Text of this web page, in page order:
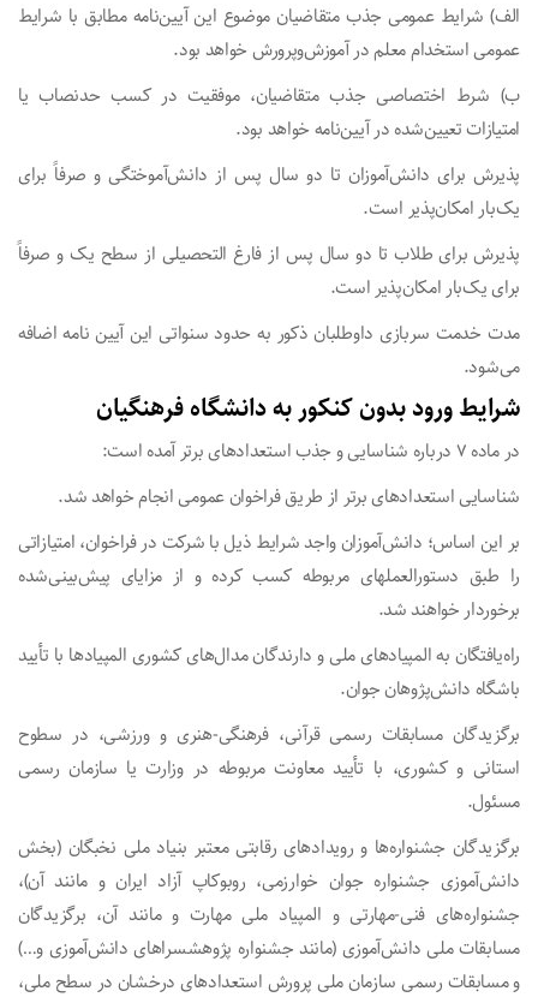
الف) شرایط عمومی جذب متقاضیان موضوع این ‌آیین‌نامه مطابق با شرایط
عمومی استخدام معلم در آموزش‌وپرورش خواهد بود.
ب) شرط اختصاصی جذب متقاضیان، موفقیت در کسب حدنصاب یا
امتیازات تعیین‌شده در ‌آیین‌نامه خواهد بود.
پذیرش برای دانش‌آموزان تا دو سال پس از دانش‌­آموختگی و صرفاً برای
یک‌بار امکان‌پذیر است.
پذیرش برای طلاب تا دو سال پس از فارغ ­التحصیلی از سطح ­یک و صرفاً
برای یک‌بار امکان‌پذیر است.
مدت خدمت سربازی داوطلبان ذکور به حدود سنواتی این آیین­ نامه اضافه
می‌شود.
شرایط ورود بدون کنکور به دانشگاه فرهنگیان
در ماده ۷ درباره شناسایی و جذب استعدادهای برتر آمده است:
شناسایی استعدادهای برتر از طریق فراخوان عمومی انجام خواهد شد.
بر این اساس؛ دانش‌آموزان واجد شرایط ذیل با شرکت در فراخوان، امتیازاتی
را طبق دستورالعمل­های مربوطه کسب کرده و از مزایای پیش‌بینی‌شده
برخوردار خواهند شد.
راه‌یافتگان به المپیادهای ملی و دارندگان مدال‌های کشوری المپیادها با تأیید
باشگاه دانش‌پژوهان جوان.
برگزیدگان مسابقات رسمی قرآنی، فرهنگی-هنری و ورزشی، در سطوح
استانی و کشوری، با تأیید معاونت مربوطه در وزارت یا سازمان رسمی
مسئول.
برگزیدگان جشنواره‌ها و رویدادهای رقابتی معتبر بنیاد ملی نخبگان (بخش
دانش‌آموزی جشنواره جوان خوارزمی، روبوکاپ آزاد ایران و مانند آن)،
جشنواره‌های فنی-مهارتی و المپیاد ملی مهارت و مانند آن، برگزیدگان
مسابقات ملی ‌دانش‌آموزی (مانند جشنواره پژوهش­سراهای دانش‌آموزی و…)
و مسابقات رسمی سازمان ملی پرورش استعدادهای درخشان در سطح ملی،